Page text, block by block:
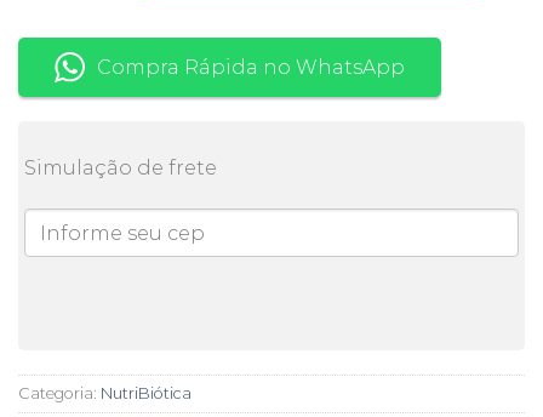
Compra Rápida no WhatsApp
Simulação de frete
Categoria: NutriBiótica